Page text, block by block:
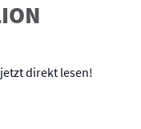
direkt lesen!